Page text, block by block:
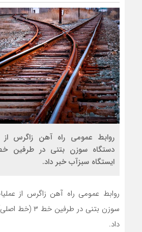
روابط عمومی راه آهن زاگرس
ایستگاه سبزآب خبر داد.
روابط عمومی راه آهن زاگرس از
سوزن بتنی در
داد.